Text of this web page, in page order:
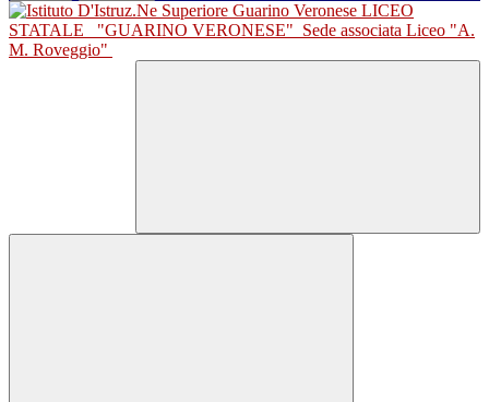
LICEO
STATALE
"GUARINO VERONESE" Sede associata Liceo "A.
M. Roveggio"